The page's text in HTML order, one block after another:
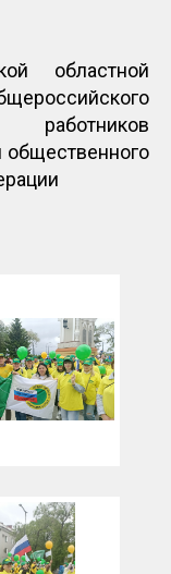
областной
работников